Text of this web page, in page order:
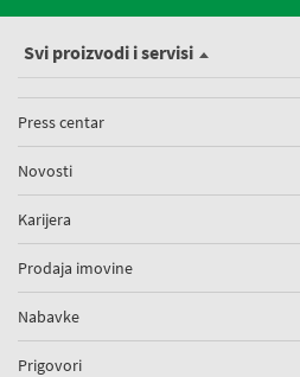
Svi proizvodi i servisi
Press centar
Novosti
Karijera
Prodaja imovine
Nabavke
Prigovori